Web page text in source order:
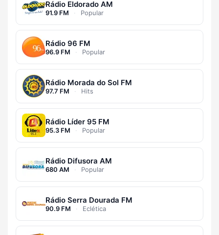
Rádio Eldorado AM
91.9 FM · Popular
Rádio 96 FM
96.9 FM · Popular
Rádio Morada do Sol FM
97.7 FM · Hits
Rádio Líder 95 FM
95.3 FM · Popular
Rádio Difusora AM
680 AM · Popular
Rádio Serra Dourada FM
90.9 FM · Eclética